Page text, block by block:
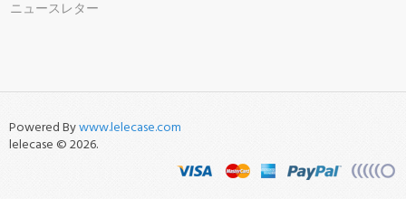
ニュースレター
Powered Bywww.lelecase.com
lelecase © 2026.